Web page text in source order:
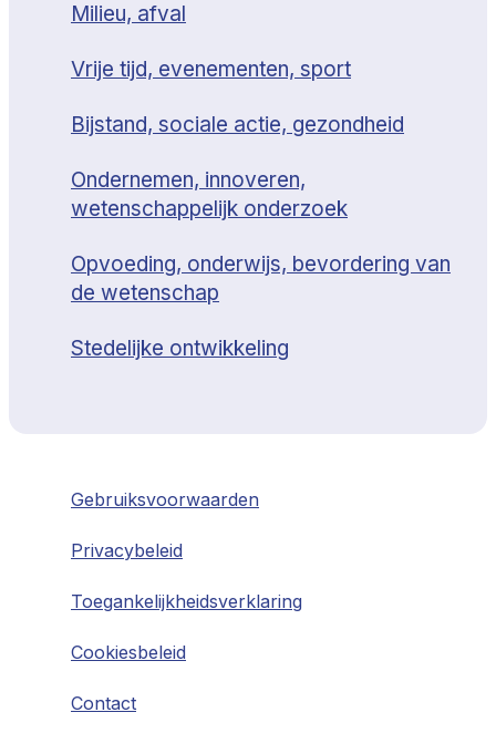
Milieu, afval
Vrije tijd, evenementen, sport
Bijstand, sociale actie, gezondheid
Ondernemen, innoveren,
wetenschappelijk onderzoek
Opvoeding, onderwijs, bevordering van
de wetenschap
Stedelijke ontwikkeling
Gebruiksvoorwaarden
Privacybeleid
Toegankelijkheidsverklaring
Cookiesbeleid
Contact